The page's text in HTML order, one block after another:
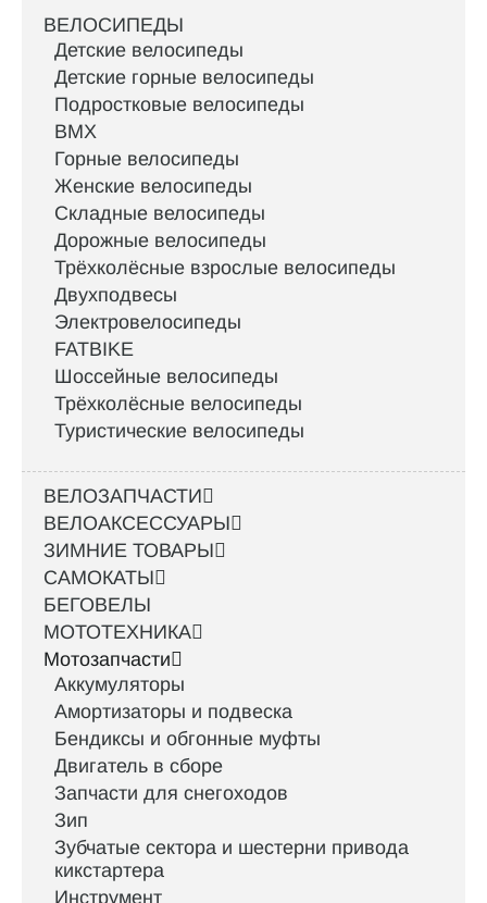
ВЕЛОСИПЕДЫ
Детские велосипеды
Детские горные велосипеды
Подростковые велосипеды
BMX
Горные велосипеды
Женские велосипеды
Складные велосипеды
Дорожные велосипеды
Трёхколёсные взрослые велосипеды
Двухподвесы
Электровелосипеды
FATBIKE
Шоссейные велосипеды
Трёхколёсные велосипеды
Туристические велосипеды
ВЕЛОЗАПЧАСТИ
ВЕЛОАКСЕССУАРЫ
ЗИМНИЕ ТОВАРЫ
САМОКАТЫ
БЕГОВЕЛЫ
МОТОТЕХНИКА
Мотозапчасти
Аккумуляторы
Амортизаторы и подвеска
Бендиксы и обгонные муфты
Двигатель в сборе
Запчасти для снегоходов
Зип
Зубчатые сектора и шестерни привода
кикстартера
Инструмент